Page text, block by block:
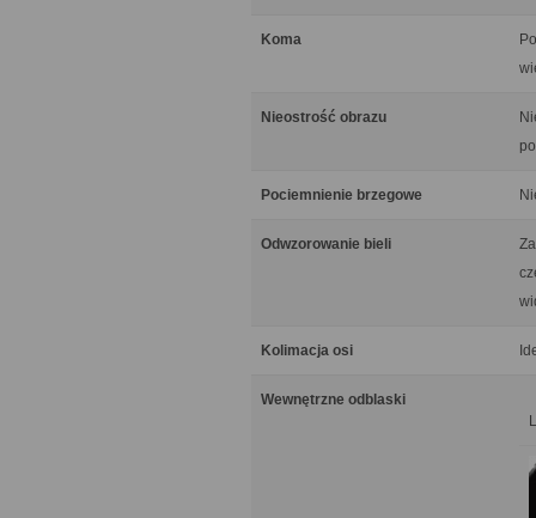
Koma
Nieostrość obrazu
Pociemnienie brzegowe
Odwzorowanie bieli
Kolimacja osi
Wewnętrzne odblaski